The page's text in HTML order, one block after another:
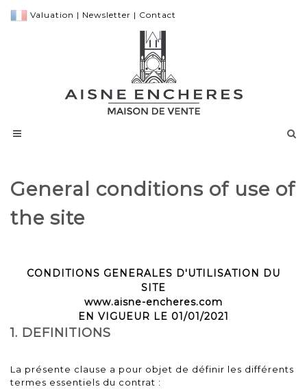
Valuation | Newsletter | Contact
General conditions of use of
the site
CONDITIONS GENERALES D'UTILISATION DU
SITE
www.aisne-encheres.com
EN VIGUEUR LE 01/01/2021
1. DEFINITIONS
La présente clause a pour objet de définir les différents
termes essentiels du contrat :